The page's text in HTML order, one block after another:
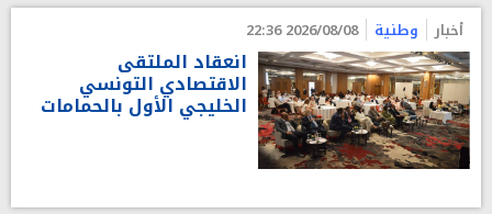
أخبار وطنية 2026/08/08 22:36
انعقاد الملتقى
الاقتصادي التونسي
الخليجي الأول بالحمامات